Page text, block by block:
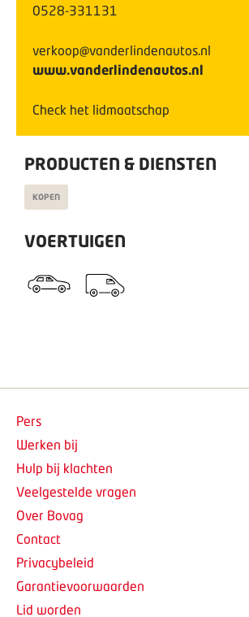
0528-331131
verkoop@vanderlindenautos.nl
www.vanderlindenautos.nl
Check het lidmaatschap
PRODUCTEN & DIENSTEN
KOPEN
VOERTUIGEN
Pers
Werken bij
Hulp bij klachten
Veelgestelde vragen
Over Bovag
Contact
Privacybeleid
Garantievoorwaarden
Lid worden